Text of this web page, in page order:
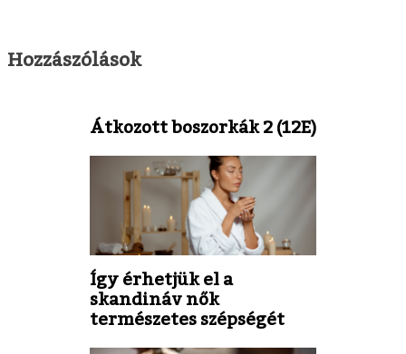
Hozzászólások
Átkozott boszorkák 2 (12E)
Így érhetjük el a
skandináv nők
természetes szépségét